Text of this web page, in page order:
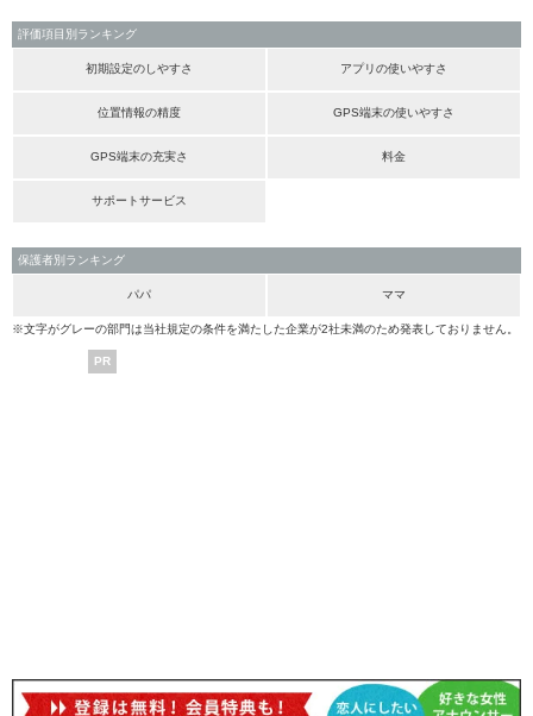
評価項目別ランキング
初期設定のしやすさ アプリの使いやすさ
位置情報の精度 GPS端末の使いやすさ
GPS端末の充実さ 料金
サポートサービス
保護者別ランキング
パパ ママ
※文字がグレーの部門は当社規定の条件を満たした企業が2社未満のため発表しておりません。
PR